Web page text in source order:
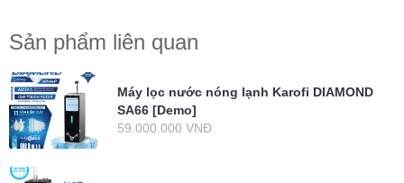
Sản phẩm liên quan
Máy lọc nước nóng lạnh Karofi DIAMOND
SA66 [Demo]
59.000.000 VNĐ